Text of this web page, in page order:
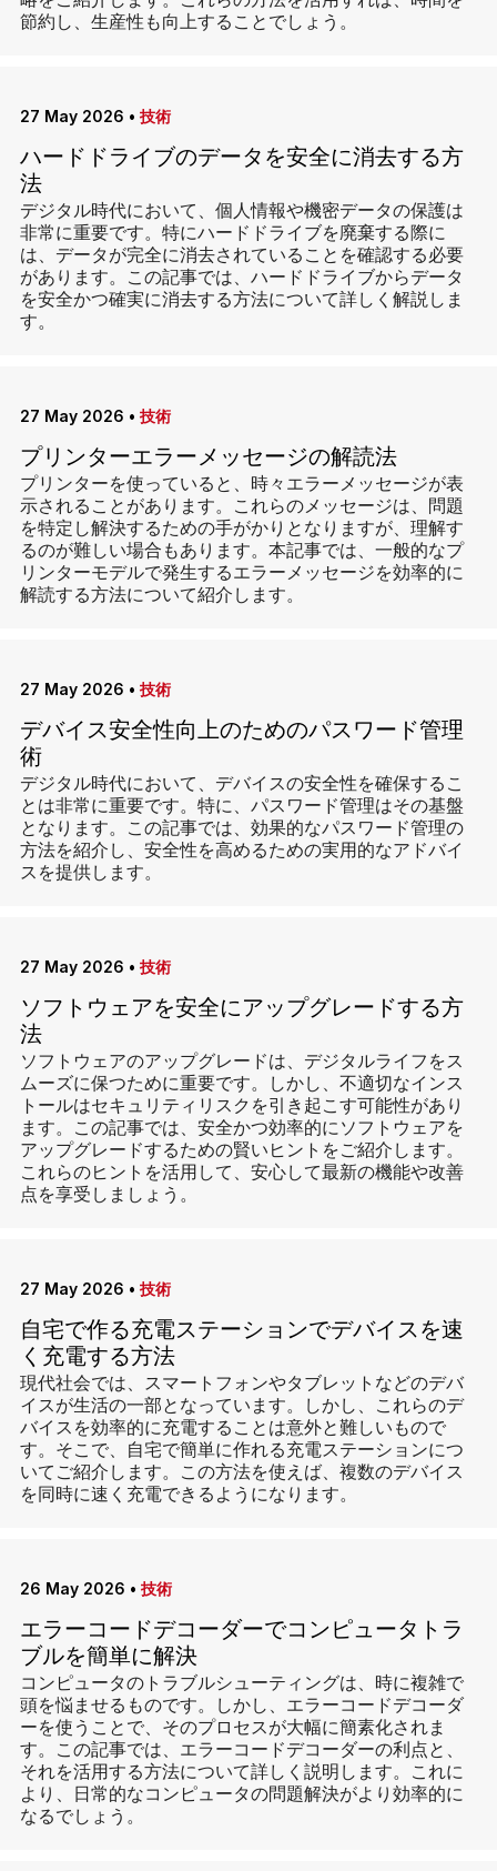
節約し、生産性も向上することでしょう。
27 May 2026 • 技術
ハードドライブのデータを安全に消去する方
法
デジタル時代において、個人情報や機密データの保護は
非常に重要です。特にハードドライブを廃棄する際に
は、データが完全に消去されていることを確認する必要
があります。この記事では、ハードドライブからデータ
を安全かつ確実に消去する方法について詳しく解説しま
す。
27 May 2026 • 技術
プリンターエラーメッセージの解読法
プリンターを使っていると、時々エラーメッセージが表
示されることがあります。これらのメッセージは、問題
を特定し解決するための手がかりとなりますが、理解す
るのが難しい場合もあります。本記事では、一般的なプ
リンターモデルで発生するエラーメッセージを効率的に
解読する方法について紹介します。
27 May 2026 • 技術
デバイス安全性向上のためのパスワード管理
術
デジタル時代において、デバイスの安全性を確保するこ
とは非常に重要です。特に、パスワード管理はその基盤
となります。この記事では、効果的なパスワード管理の
方法を紹介し、安全性を高めるための実用的なアドバイ
スを提供します。
27 May 2026 • 技術
ソフトウェアを安全にアップグレードする方
法
ソフトウェアのアップグレードは、デジタルライフをス
ムーズに保つために重要です。しかし、不適切なインス
トールはセキュリティリスクを引き起こす可能性があり
ます。この記事では、安全かつ効率的にソフトウェアを
アップグレードするための賢いヒントをご紹介します。
これらのヒントを活用して、安心して最新の機能や改善
点を享受しましょう。
27 May 2026 • 技術
自宅で作る充電ステーションでデバイスを速
く充電する方法
現代社会では、スマートフォンやタブレットなどのデバ
イスが生活の一部となっています。しかし、これらのデ
バイスを効率的に充電することは意外と難しいもので
す。そこで、自宅で簡単に作れる充電ステーションにつ
いてご紹介します。この方法を使えば、複数のデバイス
を同時に速く充電できるようになります。
26 May 2026 • 技術
エラーコードデコーダーでコンピュータトラ
ブルを簡単に解決
コンピュータのトラブルシューティングは、時に複雑で
頭を悩ませるものです。しかし、エラーコードデコーダ
ーを使うことで、そのプロセスが大幅に簡素化されま
す。この記事では、エラーコードデコーダーの利点と、
それを活用する方法について詳しく説明します。これに
より、日常的なコンピュータの問題解決がより効率的に
なるでしょう。